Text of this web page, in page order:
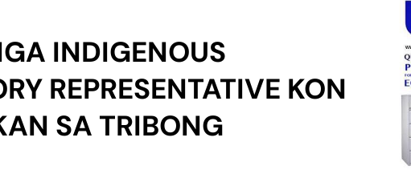
INDIGENOUS
REPRESENTATIVE KON
SA TRIBONG